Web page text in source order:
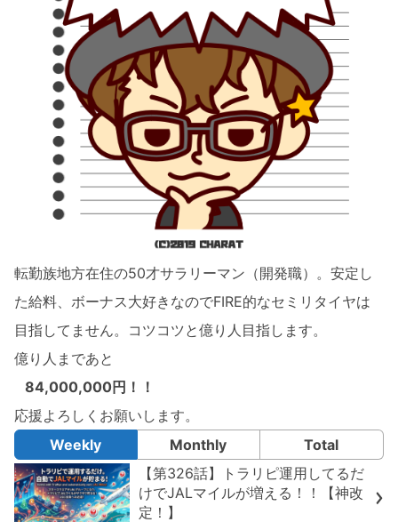
転勤族地方在住の50才サラリーマン（開発職）。安定し
た給料、ボーナス大好きなのでFIRE的なセミリタイヤは
目指してません。コツコツと億り人目指します。
億り人まであと
84,000,000円！！
応援よろしくお願いします。
Weekly
Monthly
Total
【第326話】トラリピ運用してるだ
けでJALマイルが増える！！【神改
定！】